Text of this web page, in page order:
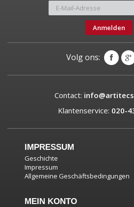
Anmelden
Volg ons:
Contact:
Klantenservice: 020-
IMPRESSUM
Geschichte
Impressum
Allgemeine Geschäftsbedingungen
MEIN KONTO